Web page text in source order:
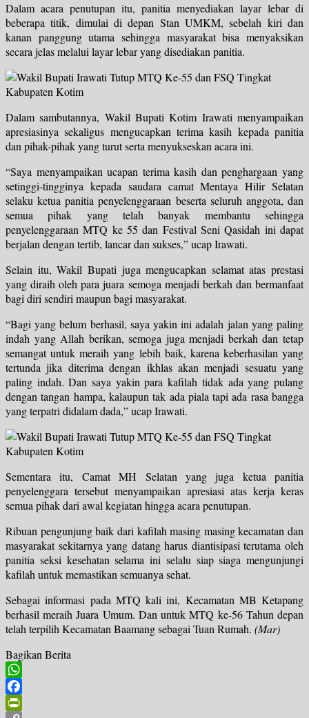
Dalam acara penutupan itu, panitia menyediakan layar lebar di
beberapa titik, dimulai di depan Stan UMKM, sebelah kiri dan
kanan panggung utama sehingga masyarakat bisa menyaksikan
secara jelas melalui layar lebar yang disediakan panitia.
Dalam sambutannya, Wakil Bupati Kotim Irawati menyampaikan
apresiasinya sekaligus mengucapkan terima kasih kepada panitia
dan pihak-pihak yang turut serta menyukseskan acara ini.
“Saya menyampaikan ucapan terima kasih dan penghargaan yang
setinggi-tingginya kepada saudara camat Mentaya Hilir Selatan
selaku ketua panitia penyelenggaraan beserta seluruh anggota, dan
semua pihak yang telah banyak membantu sehingga
penyelenggaraan MTQ ke 55 dan Festival Seni Qasidah ini dapat
berjalan dengan tertib, lancar dan sukses,” ucap Irawati.
Selain itu, Wakil Bupati juga mengucapkan selamat atas prestasi
yang diraih oleh para juara semoga menjadi berkah dan bermanfaat
bagi diri sendiri maupun bagi masyarakat.
“Bagi yang belum berhasil, saya yakin ini adalah jalan yang paling
indah yang Allah berikan, semoga juga menjadi berkah dan tetap
semangat untuk meraih yang lebih baik, karena keberhasilan yang
tertunda jika diterima dengan ikhlas akan menjadi sesuatu yang
paling indah. Dan saya yakin para kafilah tidak ada yang pulang
dengan tangan hampa, kalaupun tak ada piala tapi ada rasa bangga
yang terpatri didalam dada,” ucap Irawati.
Sementara itu, Camat MH Selatan yang juga ketua panitia
penyelenggara tersebut menyampaikan apresiasi atas kerja keras
semua pihak dari awal kegiatan hingga acara penutupan.
Ribuan pengunjung baik dari kafilah masing masing kecamatan dan
masyarakat sekitarnya yang datang harus diantisipasi terutama oleh
panitia seksi kesehatan selama ini selalu siap siaga mengunjungi
kafilah untuk memastikan semuanya sehat.
Sebagai informasi pada MTQ kali ini, Kecamatan MB Ketapang
berhasil meraih Juara Umum. Dan untuk MTQ ke-56 Tahun depan
telah terpilih Kecamatan Baamang sebagai Tuan Rumah. (Mar)
Bagikan Berita
WhatsApp
Facebook